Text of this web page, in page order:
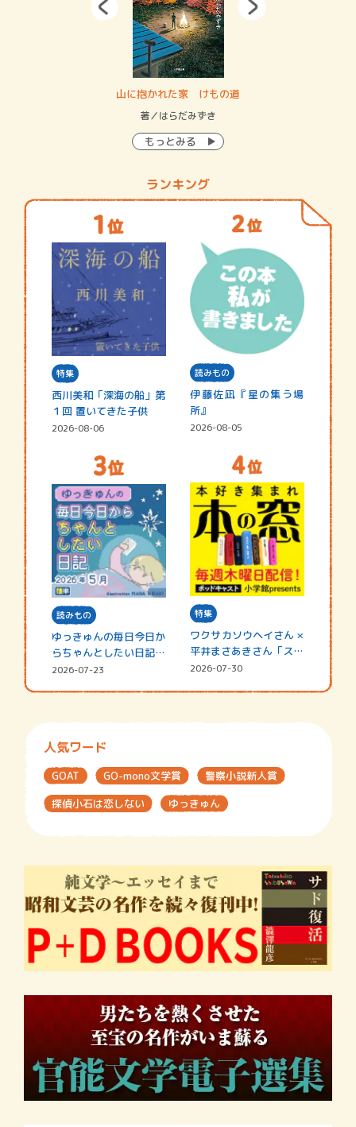
山に抱かれた家 けもの道
著／はらだみずき
もっとみる
ランキング
特集
西川美和「深海の船」第
１回 置いてきた子供
2026-08-06
読みもの
伊藤佐凪『星の集う場
所』
2026-08-05
読みもの
ゆっきゅんの毎日今日か
らちゃんとしたい日記
☆202…
2026-07-23
特集
ワクサカソウヘイさん ×
平井まさあきさん「スペ
シャ…
2026-07-30
人気ワード
GOAT GO-mono文学賞
警察小説新人賞
探偵小石は恋しない
ゆっきゅん